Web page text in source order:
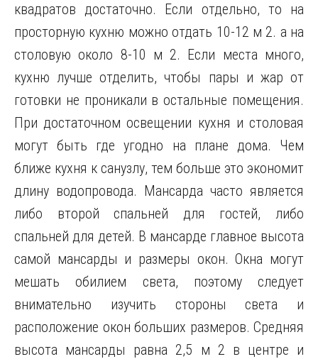
квадратов достаточно. Если отдельно, то на
просторную кухню можно отдать 10-12 м 2. а на
столовую около 8-10 м 2. Если места много,
кухню лучше отделить, чтобы пары и жар от
готовки не проникали в остальные помещения.
При достаточном освещении кухня и столовая
могут быть где угодно на плане дома. Чем
ближе кухня к санузлу, тем больше это экономит
длину водопровода. Мансарда часто является
либо второй спальней для гостей, либо
спальней для детей. В мансарде главное высота
самой мансарды и размеры окон. Окна могут
мешать обилием света, поэтому следует
внимательно изучить стороны света и
расположение окон больших размеров. Средняя
высота мансарды равна 2,5 м 2 в центре и